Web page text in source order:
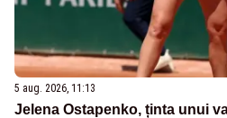
5 aug. 2026, 11:13
Jelena Ostapenko, ținta unui